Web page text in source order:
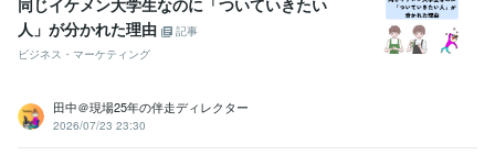
同じイケメン大学生なのに「ついていきたい
人」が分かれた理由
記事
ビジネス・マーケティング
田中＠現場25年の伴走ディレクター
2026/07/23 23:30